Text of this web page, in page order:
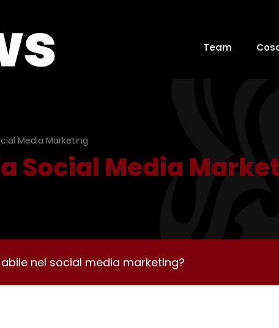
Team
Media Marketing
Social Media
nel social media marketing?